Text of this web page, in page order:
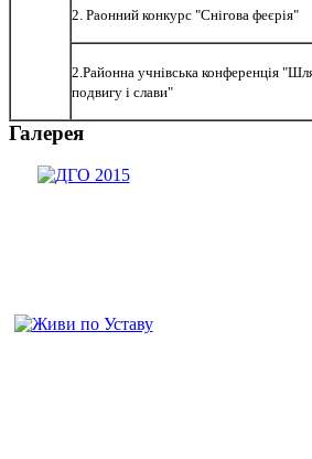
2. Раонний конкурс "Снігова феєрія"
2.Районна учнівська конференція
подвигу і слави"
Галерея